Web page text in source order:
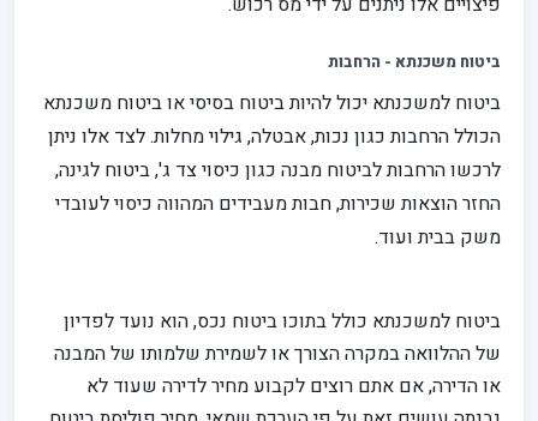
ביטוח משכנתא - הרחבות
ביטוח למשכנתא יכול להיות ביטוח בסיסי או ביטוח משכנתא
הכולל הרחבות כגון נכות, אבטלה, גילוי מחלות. לצד אלו ניתן
לרכשו הרחבות לביטוח מבנה כגון כיסוי צד ג', ביטוח לגינה,
החזר הוצאות שכירות, חבות מעבידים המהווה כיסוי לעובדי
משק בבית ועוד.
ביטוח למשכנתא כולל בתוכו ביטוח נכס, הוא נועד לפדיון
של ההלוואה במקרה הצורך או לשמירת שלמותו של המבנה
או הדירה, אם אתם רוצים לקבוע מחיר לדירה שעוד לא